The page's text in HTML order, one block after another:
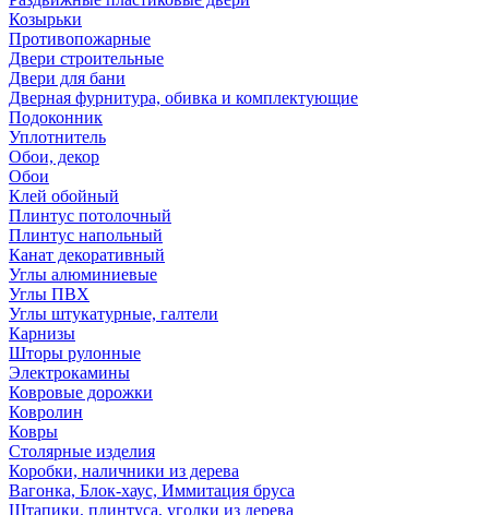
Козырьки
Противопожарные
Двери строительные
Двери для бани
Дверная фурнитура, обивка и комплектующие
Подоконник
Уплотнитель
Обои, декор
Обои
Клей обойный
Плинтус потолочный
Плинтус напольный
Канат декоративный
Углы алюминиевые
Углы ПВХ
Углы штукатурные, галтели
Карнизы
Шторы рулонные
Электрокамины
Ковровые дорожки
Ковролин
Ковры
Столярные изделия
Коробки, наличники из дерева
Вагонка, Блок-хаус, Иммитация бруса
Штапики, плинтуса, уголки из дерева